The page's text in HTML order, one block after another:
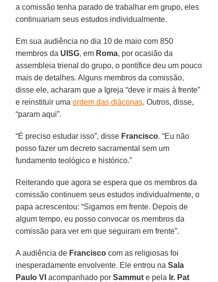
a comissão tenha parado de trabalhar em grupo, eles
continuariam seus estudos individualmente.
Em sua audiência no dia 10 de maio com 850
membros da UISG, em Roma, por ocasião da
assembleia trienal do grupo, o pontífice deu um pouco
mais de detalhes. Alguns membros da comissão,
disse ele, acharam que a Igreja “deve ir mais à frente”
e reinstituir umaordem das diáconas. Outros, disse,
“param aqui”.
“É preciso estudar isso”, disse Francisco. “Eu não
posso fazer um decreto sacramental sem um
fundamento teológico e histórico.”
Reiterando que agora se espera que os membros da
comissão continuem seus estudos individualmente, o
papa acrescentou: “Sigamos em frente. Depois de
algum tempo, eu posso convocar os membros da
comissão para ver em que seguiram em frente”.
A audiência de Francisco com as religiosas foi
inesperadamente envolvente. Ele entrou naSala
Paulo VI acompanhado porSammut e pela Ir. Pat